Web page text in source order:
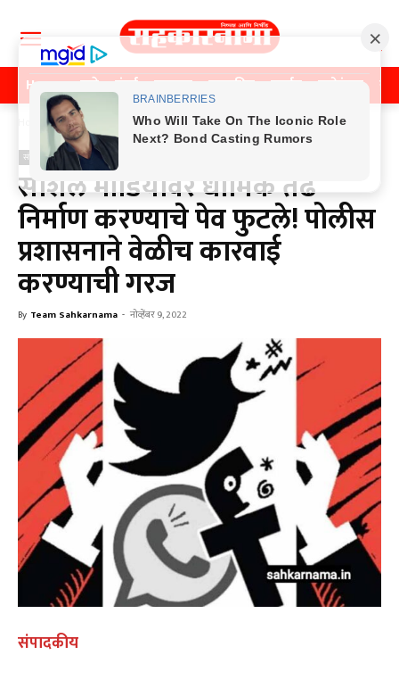
Home पुणे मुंबई महाराष्ट्र राजकीय क्राईम मनोरंजन
संपादकीय
संपादकीय
सोशल मीडियावर धार्मिक तेढ
निर्माण करण्याचे पेव फुटले! पोलीस
प्रशासनाने वेळीच कारवाई
करण्याची गरज
By Team Sahkarnama - नोव्हेंबर 9, 2022
संपादकीय